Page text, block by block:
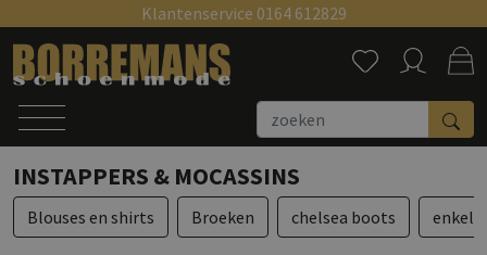
Klantenservice 0164 612829 Zoeken
INSTAPPERS & MOCASSINS
Blouses en shirts Broeken chelsea boots